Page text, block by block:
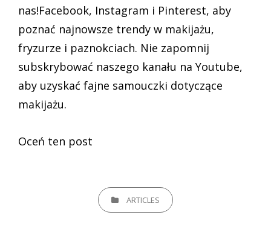
nas!Facebook, Instagram i Pinterest, aby
poznać najnowsze trendy w makijażu,
fryzurze i paznokciach. Nie zapomnij
subskrybować naszego kanału na Youtube,
aby uzyskać fajne samouczki dotyczące
makijażu.
Oceń ten post
CATEGORIESARTICLES